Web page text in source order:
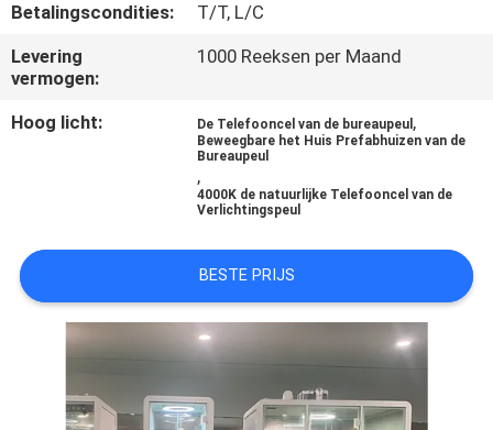
GEVALLEN
VERZOEK
SITEMAP
PRIVACY
Betalingscondities:
T/T, L/C
Levering
vermogen:
1000 Reeksen per Maand
Hoog licht: De Telefooncel van de bureaupeul ,
Beweegbare het Huis Prefabhuizen van de
Bureaupeul
,
4000K de natuurlijke Telefooncel van de
Verlichtingspeul
BESTE PRIJS